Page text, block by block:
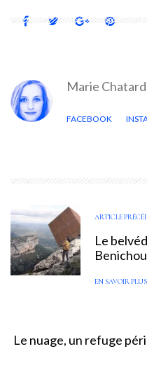
Marie Chatard
FACEBOOK
ARTICLE
Le
Benichou
EN SAVOIR PLUS
Le nuage, un refuge